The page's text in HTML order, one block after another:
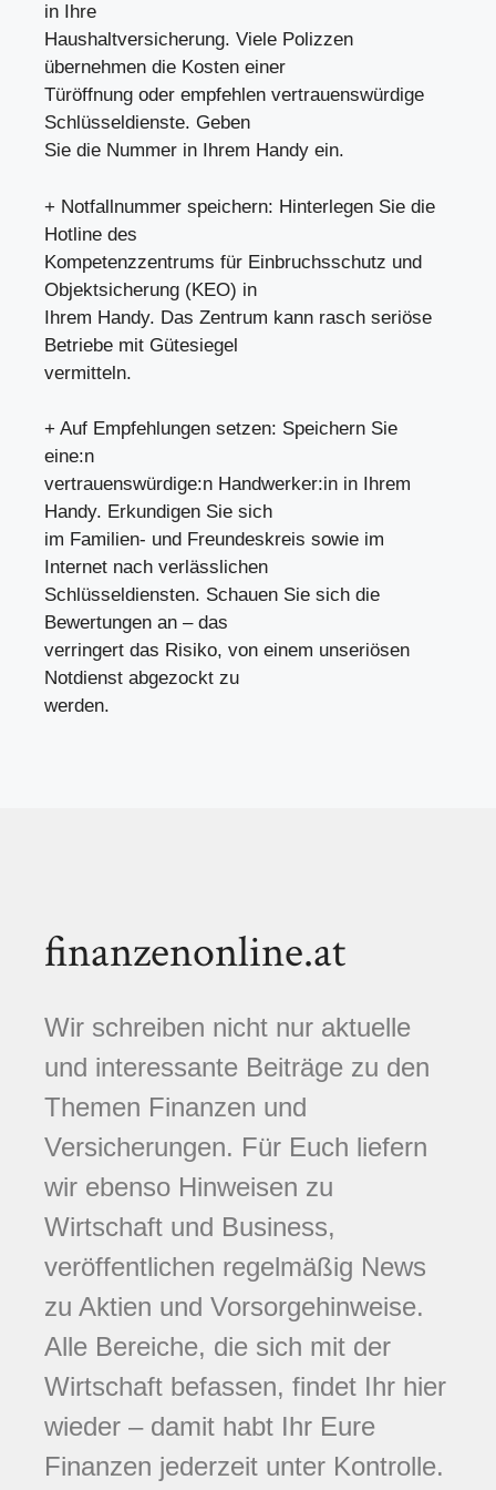
in Ihre
Haushaltversicherung. Viele Polizzen
übernehmen die Kosten einer
Türöffnung oder empfehlen vertrauenswürdige
Schlüsseldienste. Geben
Sie die Nummer in Ihrem Handy ein.
+ Notfallnummer speichern: Hinterlegen Sie die
Hotline des
Kompetenzzentrums für Einbruchsschutz und
Objektsicherung (KEO) in
Ihrem Handy. Das Zentrum kann rasch seriöse
Betriebe mit Gütesiegel
vermitteln.
+ Auf Empfehlungen setzen: Speichern Sie
eine:n
vertrauenswürdige:n Handwerker:in in Ihrem
Handy. Erkundigen Sie sich
im Familien- und Freundeskreis sowie im
Internet nach verlässlichen
Schlüsseldiensten. Schauen Sie sich die
Bewertungen an – das
verringert das Risiko, von einem unseriösen
Notdienst abgezockt zu
werden.
finanzenonline.at
Wir schreiben nicht nur aktuelle
und interessante Beiträge zu den
Themen Finanzen und
Versicherungen. Für Euch liefern
wir ebenso Hinweisen zu
Wirtschaft und Business,
veröffentlichen regelmäßig News
zu Aktien und Vorsorgehinweise.
Alle Bereiche, die sich mit der
Wirtschaft befassen, findet Ihr hier
wieder – damit habt Ihr Eure
Finanzen jederzeit unter Kontrolle.